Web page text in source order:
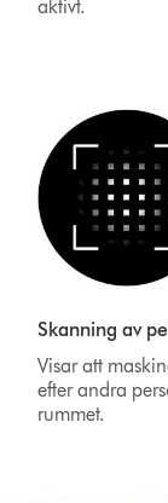
aktivt.
Skanning av
Visar att
efter andra
rummet.